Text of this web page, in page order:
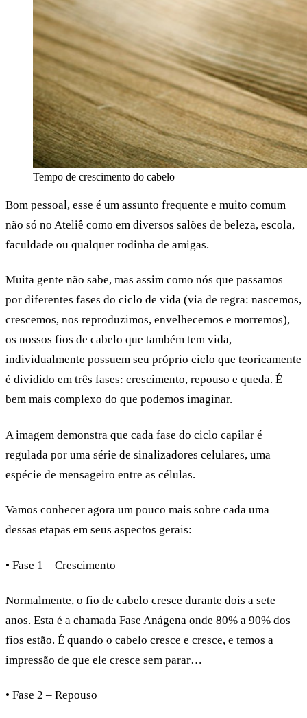
Tempo de crescimento do cabelo
Bom pessoal, esse é um assunto frequente e muito comum
não só no Ateliê como em diversos salões de beleza, escola,
faculdade ou qualquer rodinha de amigas.
Muita gente não sabe, mas assim como nós que passamos
por diferentes fases do ciclo de vida (via de regra: nascemos,
crescemos, nos reproduzimos, envelhecemos e morremos),
os nossos fios de cabelo que também tem vida,
individualmente possuem seu próprio ciclo que teoricamente
é dividido em três fases: crescimento, repouso e queda. É
bem mais complexo do que podemos imaginar.
A imagem demonstra que cada fase do ciclo capilar é
regulada por uma série de sinalizadores celulares, uma
espécie de mensageiro entre as células.
Vamos conhecer agora um pouco mais sobre cada uma
dessas etapas em seus aspectos gerais:
• Fase 1 – Crescimento
Normalmente, o fio de cabelo cresce durante dois a sete
anos. Esta é a chamada Fase Anágena onde 80% a 90% dos
fios estão. É quando o cabelo cresce e cresce, e temos a
impressão de que ele cresce sem parar…
• Fase 2 – Repouso